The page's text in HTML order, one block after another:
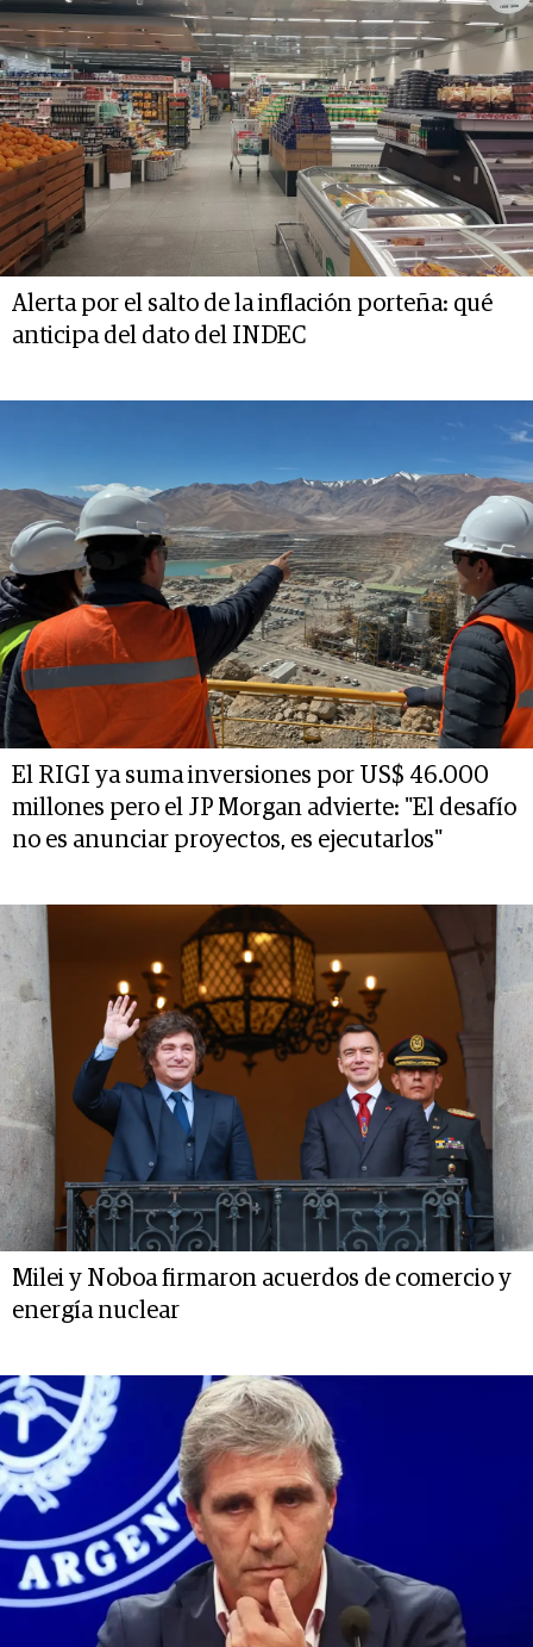
Alerta por el salto de la inflación porteña: qué
anticipa del dato del INDEC
El RIGI ya suma inversiones por US$ 46.000
millones pero el JP Morgan advierte: "El desafío
no es anunciar proyectos, es ejecutarlos"
Milei y Noboa firmaron acuerdos de comercio y
energía nuclear